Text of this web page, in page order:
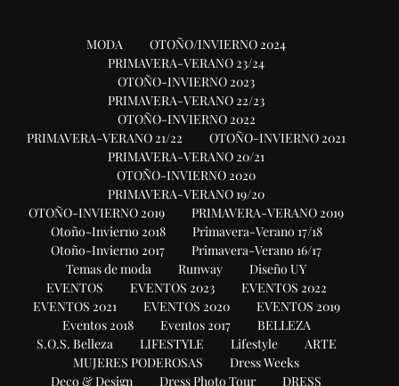
MODA
OTOÑO/INVIERNO 2024
PRIMAVERA-VERANO 23/24
OTOÑO-INVIERNO 2023
PRIMAVERA-VERANO 22/23
OTOÑO-INVIERNO 2022
PRIMAVERA-VERANO 21/22
OTOÑO-INVIERNO 2021
PRIMAVERA-VERANO 20/21
OTOÑO-INVIERNO 2020
PRIMAVERA-VERANO 19/20
OTOÑO-INVIERNO 2019
PRIMAVERA-VERANO 2019
Otoño-Invierno 2018
Primavera-Verano 17/18
Otoño-Invierno 2017
Primavera-Verano 16/17
Temas de moda
Runway
Diseño UY
EVENTOS
EVENTOS 2023
EVENTOS 2022
EVENTOS 2021
EVENTOS 2020
EVENTOS 2019
Eventos 2018
Eventos 2017
BELLEZA
S.O.S. Belleza
LIFESTYLE Lifestyle
ARTE
MUJERES PODEROSAS
Dress Weeks
Deco & Design
Dress Photo Tour DRESS